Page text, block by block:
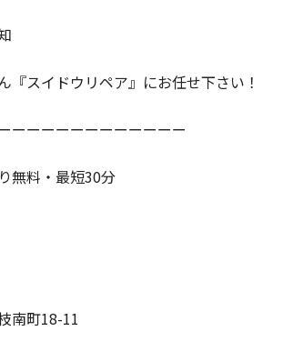
『スイドウリペア』にお任せ下さい！
ーーーーーーーーーーーー
無料・最短30分
南町18-11